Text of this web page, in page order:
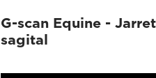
G-scan Equine -
sagital